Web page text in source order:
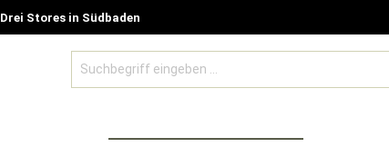
Drei Stores in Südbaden